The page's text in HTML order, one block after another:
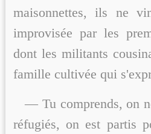
maisonnettes, ils ne
improvisée par les
dont les militants
famille cultivée qui
— Tu comprends, on
réfugiés, on est partis